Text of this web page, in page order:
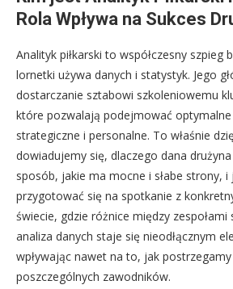
Rola Wpływa na Sukces
Analityk piłkarski to współczesny szpieg
lornetki używa danych i statystyk. Jego
dostarczanie sztabowi szkoleniowemu
które pozwalają podejmować
strategiczne i personalne. To właśnie
dowiadujemy się, dlaczego dana
sposób, jakie ma mocne i słabe strony, i
przygotować się na spotkanie z
świecie, gdzie różnice między
analiza danych staje się nieodłącznym
wpływając nawet na to, jak
poszczególnych zawodników.